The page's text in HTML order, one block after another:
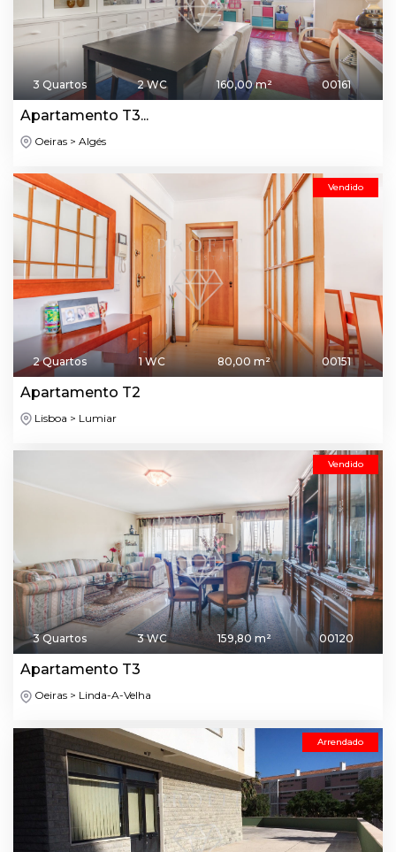
3 Quartos 2 WC 160,00 m² 00161
Apartamento T3...
Oeiras > Algés
Vendido
2 Quartos 1 WC 80,00 m² 00151
Apartamento T2
Lisboa > Lumiar
Vendido
3 Quartos 3 WC 159,80 m² 00120
Apartamento T3
Oeiras > Linda-A-Velha
Arrendado